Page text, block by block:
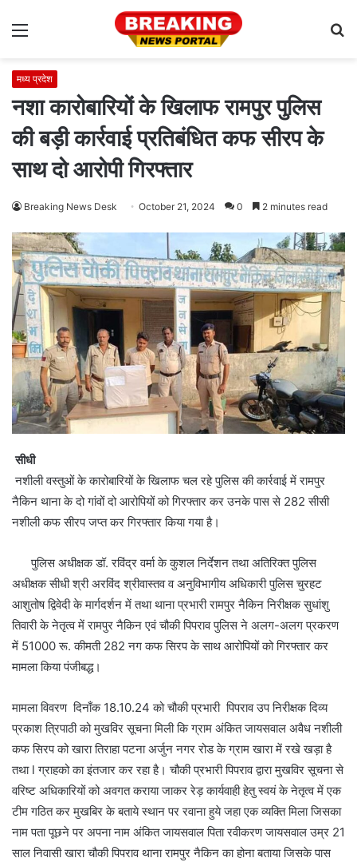
Menu
मध्य प्रदेश
नशा कारोबारियों के खिलाफ रामपुर पुलिस
की बड़ी कार्रवाई प्रतिबंधित कफ सीरप के
साथ दो आरोपी गिरफ्तार
Breaking News Desk October 21, 2024 0 2 minutes read
सीधी
नशीली वस्तुओं के कारोबारियों के खिलाफ चल रहे पुलिस की कार्रवाई में रामपुर
नैकिन थाना के दो गांवों दो आरोपियों को गिरफ्तार कर उनके पास से 282 सीसी
नशीली कफ सीरप जप्त कर गिरफ्तार किया गया है।
पुलिस अधीक्षक डॉ. रविंद्र वर्मा के कुशल निर्देशन तथा अतिरिक्त पुलिस
अधीक्षक सीधी श्री अरविंद श्रीवास्तव व अनुविभागीय अधिकारी पुलिस चुरहट
आशुतोष द्विवेदी के मार्गदर्शन में तथा थाना प्रभारी रामपुर नैकिन निरीक्षक सुधांशु
तिवारी के नेतृत्व में रामपुर नैकिन एवं चौकी पिपराव पुलिस ने अलग-अलग प्रकरण
में 51000 रू. कीमती 282 नग कफ सिरप के साथ आरोपियों को गिरफ्तार कर
मामला किया पंजीबद्ध।
मामला विवरण दिनाँक 18.10.24 को चौकी प्रभारी पिपराव उप निरीक्षक दिव्य
प्रकाश त्रिपाठी को मुखविर सूचना मिली कि ग्राम अंकित जायसवाल अवैध नशीली
कफ सिरप को खारा तिराहा पटना अर्जुन नगर रोड के ग्राम खारा में रखे खड़ा है
तथा l ग्राहको का इंतजार कर रहा है। चौकी प्रभारी पिपराव द्वारा मुखविर सूचना से
वरिष्ट अधिकारियों को अवगत कराया जाकर रेड़ कार्यवाही हेतु स्वयं के नेतृत्व में एक
टीम गठित कर मुखबिर के बताये स्थान पर रवाना हुये जहा एक व्यक्ति मिला जिसका
नाम पता पूछने पर अपना नाम अंकित जायसवाल पिता रवीकरण जायसवाल उम्र 21
साल निवासी खारा चौकी पिपराव थाना रामपुर नैकिन का होना बताया जिसके पास